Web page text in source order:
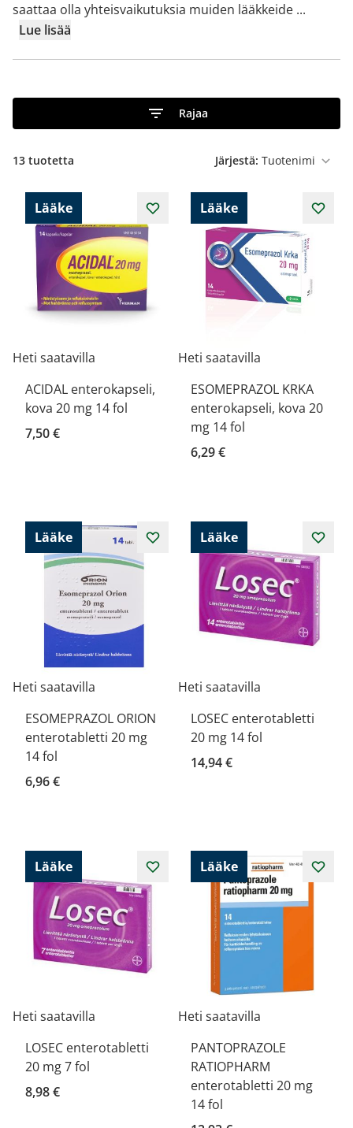
saattaa olla yhteisvaikutuksia muiden lääkkeide ...
Lue lisää
Rajaa
13 tuotetta Järjestä:
Lääke
Heti saatavilla
ACIDAL enterokapseli,
kova 20 mg 14 fol
7,50 €
Lääke
Heti saatavilla
ESOMEPRAZOL KRKA
enterokapseli, kova 20
mg 14 fol
6,29 €
Lääke
Heti saatavilla
ESOMEPRAZOL ORION
enterotabletti 20 mg
14 fol
6,96 €
Lääke
Heti saatavilla
LOSEC enterotabletti
20 mg 14 fol
14,94 €
Lääke
Heti saatavilla
LOSEC enterotabletti
20 mg 7 fol
8,98 €
Lääke
Heti saatavilla
PANTOPRAZOLE
RATIOPHARM
enterotabletti 20 mg
14 fol